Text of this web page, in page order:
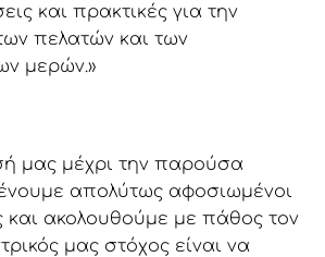
και πρακτικές για την
πελατών και των
μερών.»
μας μέχρι την παρούσα
απολύτως αφοσιωμένοι
ακολουθούμε με πάθος τον
μας στόχος είναι να